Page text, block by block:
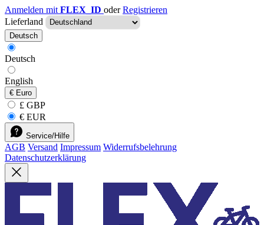
Anmelden mit FLEX_ID oder Registrieren
Lieferland
Deutsch
Deutsch
English
€ Euro
£ GBP
€ EUR
Service/Hilfe
AGB Versand Impressum Widerrufsbelehrung
Datenschutzerklärung